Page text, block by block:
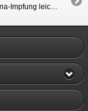
Thema: Wird Reisen durch eine Corona-Impfung leichter? https://www.sueddeutsche.de/reise/reisen-impfung-coronavirus-1.5179661?reduced=true